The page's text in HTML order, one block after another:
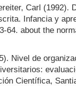
Carl (1992).
Infancia y
64. about the
Nivel de
Científica,